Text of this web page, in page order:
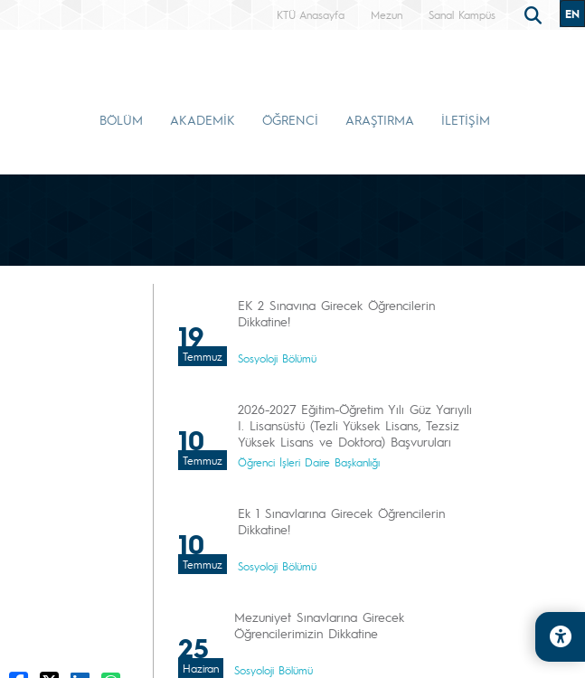
KTÜ Anasayfa Mezun Sanal Kampüs EN
BÖLÜM AKADEMİK ÖĞRENCİ ARAŞTIRMA İLETİŞİM
19
Temmuz
EK 2 Sınavına Girecek Öğrencilerin
Dikkatine!
Sosyoloji Bölümü
10
Temmuz
2026-2027 Eğitim-Öğretim Yılı Güz Yarıyılı
I. Lisansüstü (Tezli Yüksek Lisans, Tezsiz
Yüksek Lisans ve Doktora) Başvuruları
Öğrenci İşleri Daire Başkanlığı
10
Temmuz
Ek 1 Sınavlarına Girecek Öğrencilerin
Dikkatine!
Sosyoloji Bölümü
25
Haziran
Mezuniyet Sınavlarına Girecek
Öğrencilerimizin Dikkatine
Sosyoloji Bölümü